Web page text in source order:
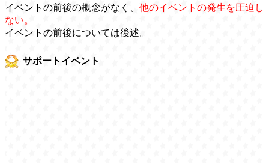
イベントの前後の概念がなく、 他のイベントの発生を圧迫し
ない。
イベントの前後については後述。
サポートイベント